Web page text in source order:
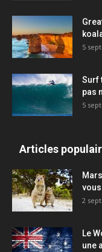
5
Surf
pas
5
Articles
2
Le
une